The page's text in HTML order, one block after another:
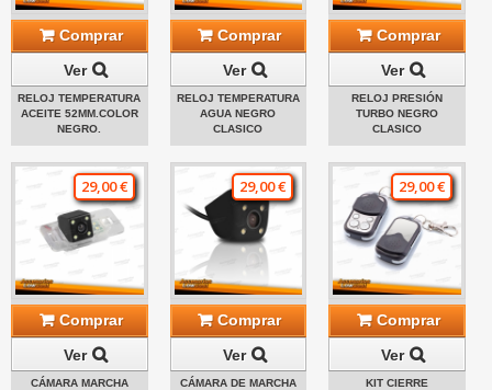
Comprar
Ver
RELOJ TEMPERATURA
ACEITE 52MM.COLOR
NEGRO.
Comprar
Ver
RELOJ TEMPERATURA
AGUA NEGRO
CLASICO
Comprar
Ver
RELOJ PRESIÓN
TURBO NEGRO
CLASICO
29,00 €
Comprar
Ver
CÁMARA MARCHA
29,00 €
Comprar
Ver
CÁMARA DE MARCHA
29,00 €
Comprar
Ver
KIT CIERRE